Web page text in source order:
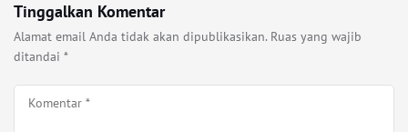
Tinggalkan Komentar
Alamat email Anda tidak akan dipublikasikan. Ruas yang wajib
ditandai *